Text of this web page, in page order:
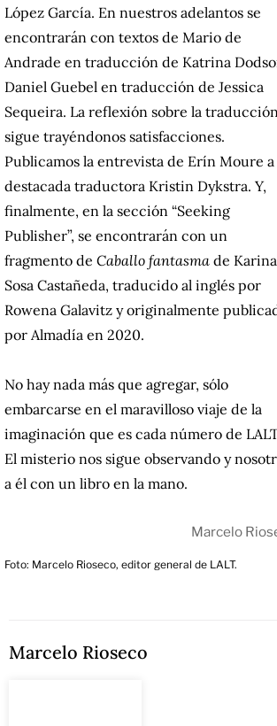
López García. En nuestros adelantos se
encontrarán con textos de Mario de
Andrade en traducción de Katrina
Daniel Guebel en traducción de Jessica
Sequeira. La reflexión sobre la
sigue trayéndonos satisfacciones.
Publicamos la entrevista de Erín Moure a
destacada traductora Kristin Dykstra. Y,
finalmente, en la sección “Seeking
Publisher”, se encontrarán con un
fragmento de Caballo fantasma de Karina
Sosa Castañeda, traducido al inglés por
Rowena Galavitz y originalmente
por Almadía en 2020.
No hay nada más que agregar, sólo
embarcarse en el maravilloso viaje de la
imaginación que es cada número de
El misterio nos sigue observando y
a él con un libro en la mano.
Marcelo
Foto: Marcelo Rioseco, editor general de LALT.
Marcelo Rioseco